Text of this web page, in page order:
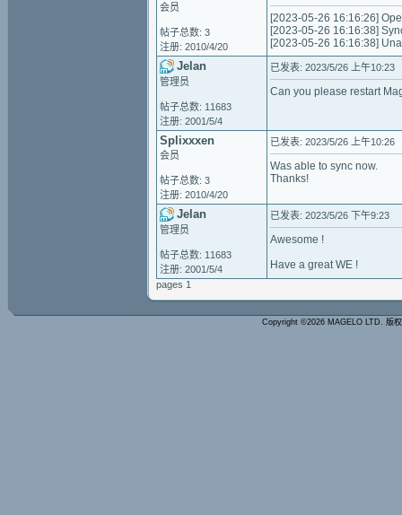
会员
帖子总数: 3
注册: 2010/4/20
[2023-05-26 16:16:26]
[2023-05-26 16:16:38]
[2023-05-26 16:16:38]
Jelan
管理员
帖子总数: 11683
注册: 2001/5/4
已发表: 2023/5/26 上午10:23
Can you please restart
Splixxxen
会员
帖子总数: 3
注册: 2010/4/20
已发表: 2023/5/26 上午10:26
Was able to sync now.
Thanks!
Jelan
管理员
帖子总数: 11683
注册: 2001/5/4
已发表: 2023/5/26 下午9:23
Awesome !
Have a great WE !
pages 1
Copyright ©2026 MAGELO LTD. 版